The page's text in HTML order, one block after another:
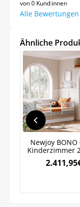
von 0 Kund:innen
Alle
Ähnliche
Newjoy BONO
Kinderzimmer
2.411,95
auf
Bleiben